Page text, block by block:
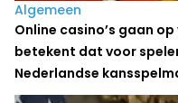
Algemeen
Online casino’s gaan
betekent dat voor
Nederlandse